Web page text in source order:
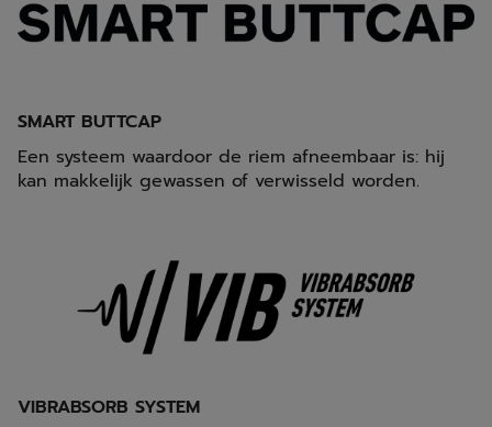
SMART BUTTCAP
Een systeem waardoor de riem afneembaar is: hij
kan makkelijk gewassen of verwisseld worden.
VIBRABSORB SYSTEM